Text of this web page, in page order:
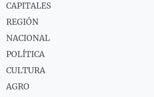
CAPITALES
REGIÓN
NACIONAL
POLÍTICA
CULTURA
AGRO